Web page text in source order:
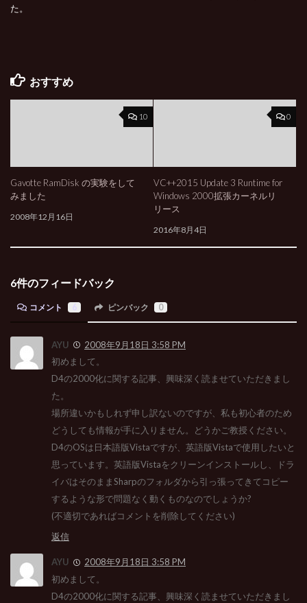
た。
おすすめ
10
Gavotte RamDisk の実験をして
みました
2008年12月16日
0
VC++2015 Update 3 Runtime for
Windows 2000拡張カーネルリ
リース
2016年8月4日
6件のフィードバック
コメント ピンバック 0
AYU
2008年9月18日 3:58 PM
初めまして。
D4の2000化に関する記事、興味深く読ませていただきまし
た。
場所違いかもしれず申し訳ないのですが、私も初心者のため
どうしても情報が手に入りません。どうかご教授ください。
D4のOSは日本語版Vistaですが、英語版Vistaで使用したいと
思っています。英語版Vistaをクリーンインストールし、ドラ
イバはそのままSharpのフォルダから引っ張ってきてコピー
するような形で問題なく動くものなのでしょうか?
(不適切であればコメントを削除してください)
返信
AYU
2008年9月18日 3:58 PM
初めまして。
D4の2000化に関する記事、興味深く読ませていただきまし